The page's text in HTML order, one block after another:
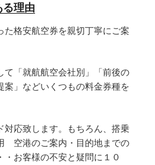
る理由
格安航空券を親切丁寧にご案
「就航航空会社別」「前後の
案」などいくつもの料金券種を
応致します。もちろん、搭乗
空港のご案内・目的地までの
・お客様の不安と疑問に１０